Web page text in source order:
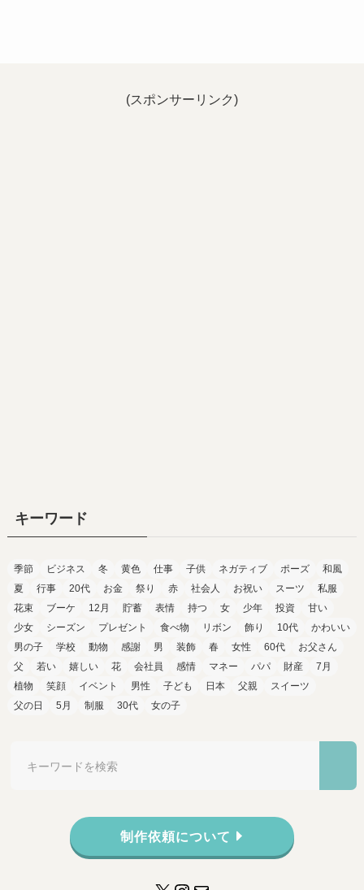
(スポンサーリンク)
キーワード
季節 ビジネス 冬 黄色 仕事 子供 ネガティブ ポーズ
和風
夏
行事 20代 お金 祭り 赤 社会人 お祝い スーツ
私服
花束
ブーケ 12月 貯蓄 表情 持つ 女 少年 投資
甘い
少女
シーズン プレゼント 食べ物 リボン 飾り 10代
かわいい
男の子
学校 動物 感謝 男 装飾 春 女性 60代
お父さん
父
若い 嬉しい 花 会社員 感情 マネー パパ 財産
7月
植物
笑顔 イベント 男性 子ども 日本 父親
スイーツ
父の日
5月 制服 30代 女の子
制作依頼について